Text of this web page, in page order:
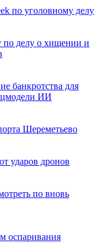
по уголовному делу
по делу о хищении и
банкротства для
ИИ
Шереметьево
ударов дронов
по вновь
оспаривания